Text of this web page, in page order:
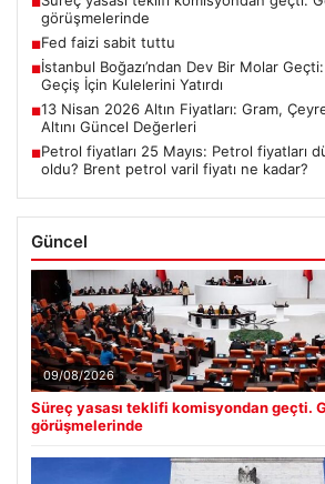
görüşmelerinde
■Fed faizi sabit tuttu
■İstanbul Boğazı’ndan Dev Bir Molar
Geçiş İçin Kulelerini Yatırdı
■13 Nisan 2026 Altın Fiyatları: Gram,
Altını Güncel Değerleri
■Petrol fiyatları 25 Mayıs: Petrol fiyatları
oldu? Brent petrol varil fiyatı ne kadar?
Güncel
09/08/2026
Süreç yasası teklifi komisyondan geçti.
görüşmelerinde